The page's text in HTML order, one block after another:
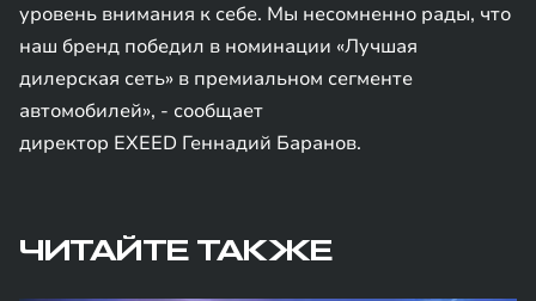
уровень внимания к себе. Мы несомненно рады, что
наш бренд победил в номинации «Лучшая
дилерская сеть» в премиальном сегменте
автомобилей», - сообщает
директор EXEED Геннадий Баранов.
ЧИТАЙТЕ ТАКЖЕ